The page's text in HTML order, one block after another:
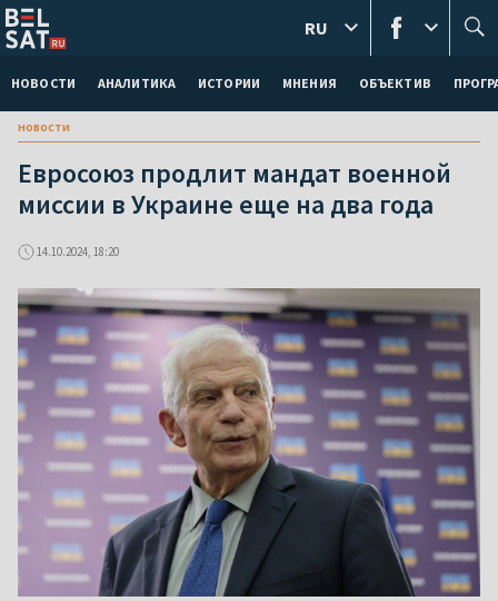
НОВОСТИ АНАЛИТИКА ИСТОРИИ МНЕНИЯ ОБЪЕКТИВ
RU
новости
Евросоюз продлит мандат военной
миссии в Украине еще на два года
14.10.2024, 18:20